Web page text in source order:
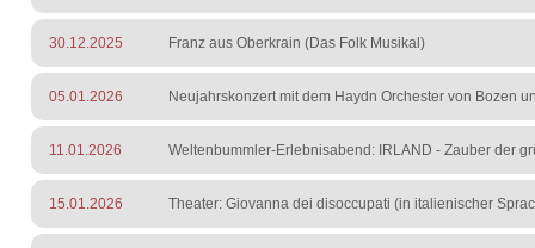
30.12.2025 Franz aus Oberkrain (Das Folk Musikal)
05.01.2026 Neujahrskonzert mit dem Haydn Orchester von Bozen
11.01.2026 Weltenbummler-Erlebnisabend: IRLAND - Zauber der
15.01.2026 Theater: Giovanna dei disoccupati (in italienischer